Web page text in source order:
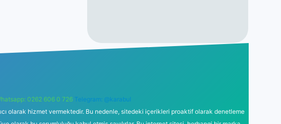
0262 606 0 726 Telegram: @karabul
olarak hizmet vermektedir. Bu nedenle, sitedeki içerikleri proaktif olarak denetleme